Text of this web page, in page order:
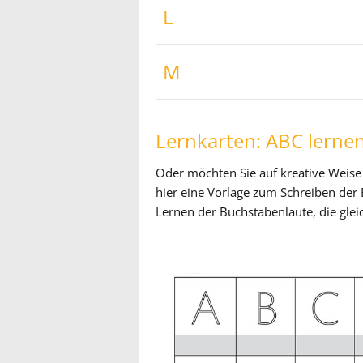
L
M
Lernkarten: ABC
Oder möchten Sie auf kreative
hier eine Vorlage zum Schreiben
Lernen der Buchstabenlaute, die